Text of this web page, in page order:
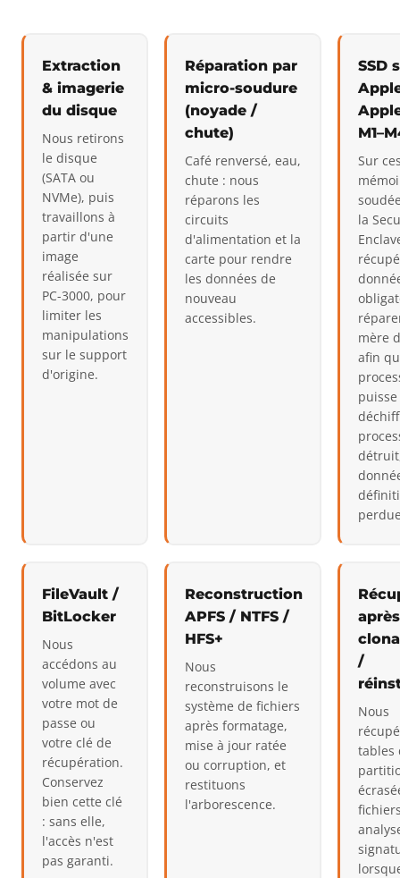
Extraction
& imagerie
du disque
Nous retirons
le disque
(SATA ou
NVMe), puis
travaillons à
partir d'une
image
réalisée sur
PC-3000, pour
limiter les
manipulations
sur le support
d'origine.
Réparation par
micro-soudure
(noyade /
chute)
Café renversé, eau,
chute : nous
réparons les
circuits
d'alimentation et la
carte pour rendre
les données de
nouveau
accessibles.
SSD
Sur
la
mère
afin
FileVault /
BitLocker
Nous
accédons au
volume avec
votre mot de
passe ou
votre clé de
récupération.
Conservez
bien cette clé
: sans elle,
l'accès n'est
pas garanti.
Reconstruction
APFS / NTFS /
HFS+
Nous
reconstruisons le
système de fichiers
après formatage,
mise à jour ratée
ou corruption, et
restituons
l'arborescence.
après
/
Nous
tables